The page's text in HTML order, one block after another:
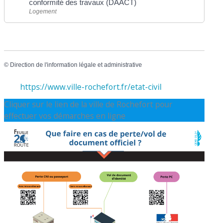
conformité des travaux (DAACT)
Logement
© Direction de l'information légale et administrative
https://www.ville-rochefort.fr/etat-civil
Cliquer sur le lien de la ville de Rochefort pour
effectuer vos démarches en ligne